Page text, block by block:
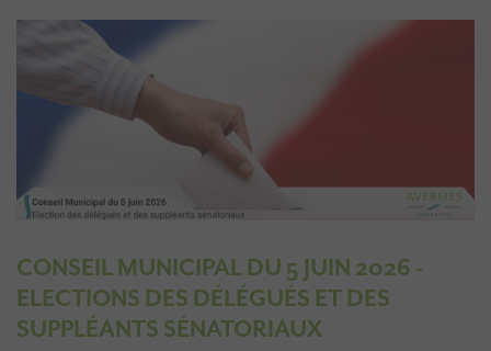
CONSEIL MUNICIPAL DU 5 JUIN 2026 -
ELECTIONS DES DÉLÉGUÉS ET DES
SUPPLÉANTS SÉNATORIAUX